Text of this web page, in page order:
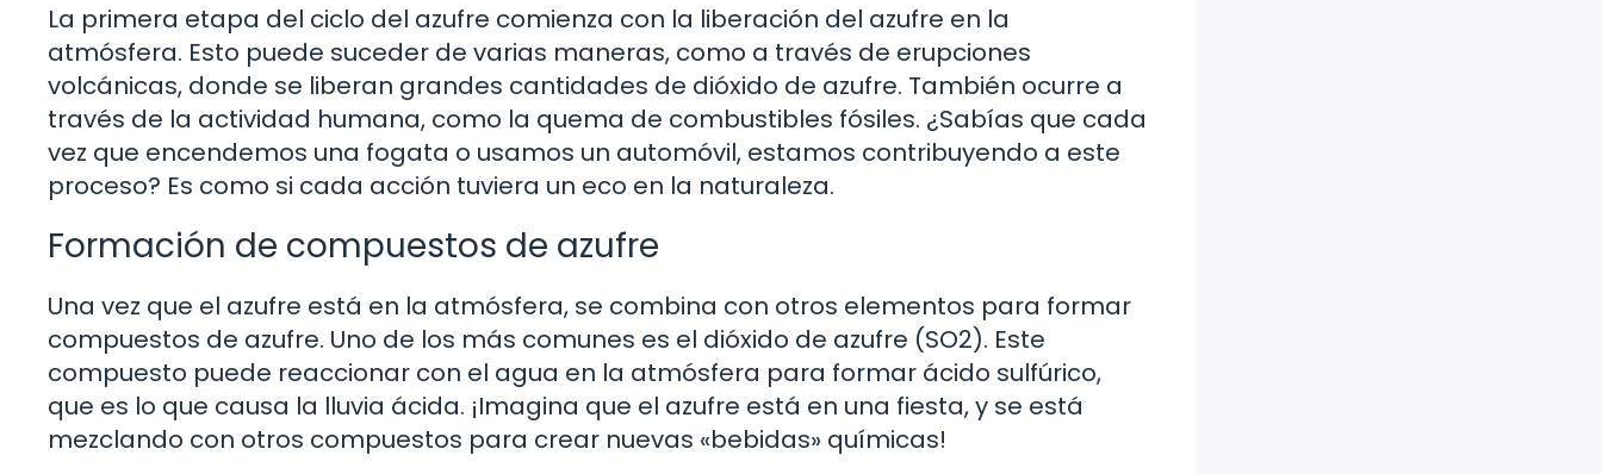
La primera etapa del ciclo del azufre comienza con la liberación del azufre en la
atmósfera. Esto puede suceder de varias maneras, como a través de erupciones
volcánicas, donde se liberan grandes cantidades de dióxido de azufre. También ocurre a
través de la actividad humana, como la quema de combustibles fósiles. ¿Sabías que cada
vez que encendemos una fogata o usamos un automóvil, estamos contribuyendo a este
proceso? Es como si cada acción tuviera un eco en la naturaleza.
Formación de compuestos de azufre
Una vez que el azufre está en la atmósfera, se combina con otros elementos para formar
compuestos de azufre. Uno de los más comunes es el dióxido de azufre (SO2). Este
compuesto puede reaccionar con el agua en la atmósfera para formar ácido sulfúrico,
que es lo que causa la lluvia ácida. ¡Imagina que el azufre está en una fiesta, y se está
mezclando con otros compuestos para crear nuevas «bebidas» químicas!